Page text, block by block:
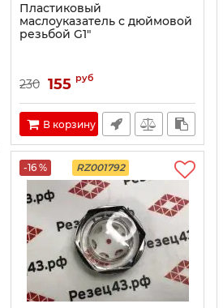
Пластиковый
маслоуказатель с дюймовой
резьбой G1"
230 155 руб
В корзину
-16 % RZ001792